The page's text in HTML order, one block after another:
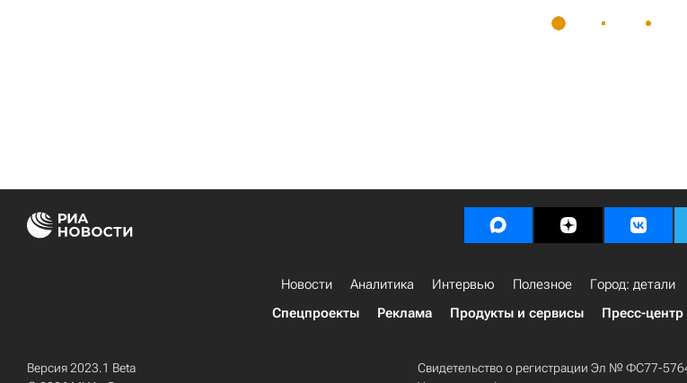
Новости Аналитика Интервью Полезное Город: детали
Спецпроекты
Реклама Продукты и сервисы Пресс-центр
Версия 2023.1 Beta
Свидетельство о регистрации Эл № ФС77-